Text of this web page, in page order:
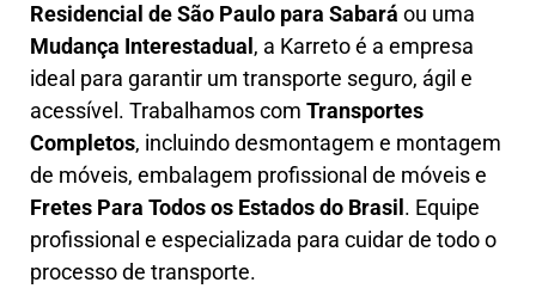
Residencial de São Paulo para Sabará ou uma
Mudança Interestadual , a Karretoé a empresa
ideal para garantir um transporte seguro, ágil e
acessível. Trabalhamos com Transportes
Completos, incluindodesmontagem e montagem
de móveis, embalagem profissional de móveis e
Fretes Para Todos os Estados do Brasil . Equipe
profissional e especializada para cuidar de todo o
processo de transporte.